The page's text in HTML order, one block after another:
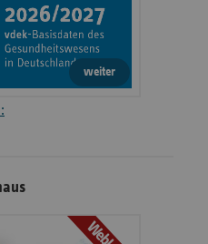
weiter